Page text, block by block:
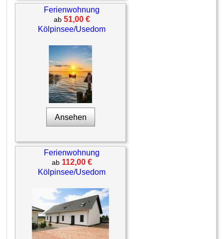
Ferienwohnung
ab 51,00 €
Kölpinsee/Usedom
Ansehen
Ferienwohnung
ab 112,00 €
Kölpinsee/Usedom